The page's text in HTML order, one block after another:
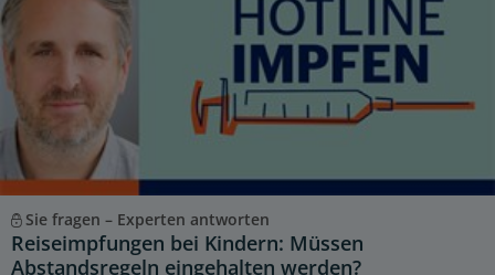
Sie fragen – Experten antworten
Reiseimpfungen bei Kindern: Müssen
Abstandsregeln eingehalten werden?